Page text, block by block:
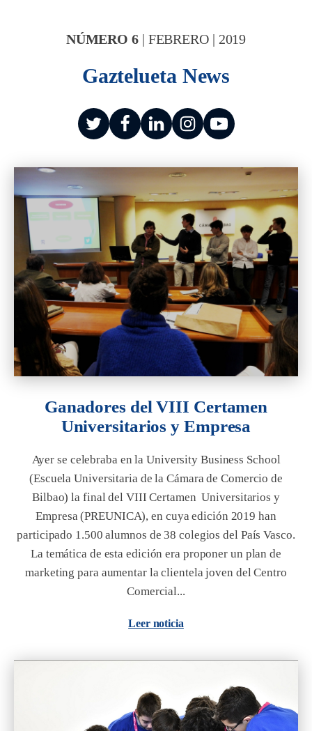
NÚMERO6| FEBRERO| 2019
Gaztelueta News
Ganadores del VIII Certamen
Universitarios y Empresa
Ayer se celebraba en la University Business School
(Escuela Universitaria de la Cámara de Comercio de
Bilbao) la final del VIII Certamen Universitarios y
Empresa (PREUNICA), en cuya edición 2019 han
participado 1.500 alumnos de 38 colegios del País Vasco.
La temática de esta edición era proponer un plan de
marketing para aumentar la clientela joven del Centro
Comercial...
Leer noticia